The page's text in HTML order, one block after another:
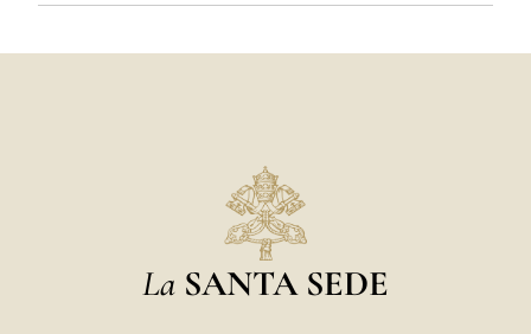
La SANTA SEDE